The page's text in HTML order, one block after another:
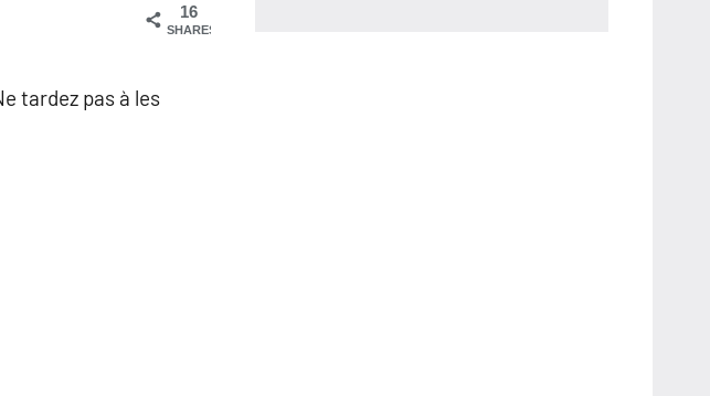
16
SHARES
tardez pas à les